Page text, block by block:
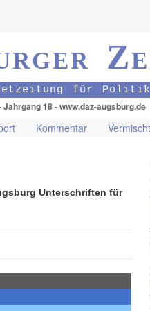
für
18 - www.daz-augsburg.de
Kommentar
Unterschriften für